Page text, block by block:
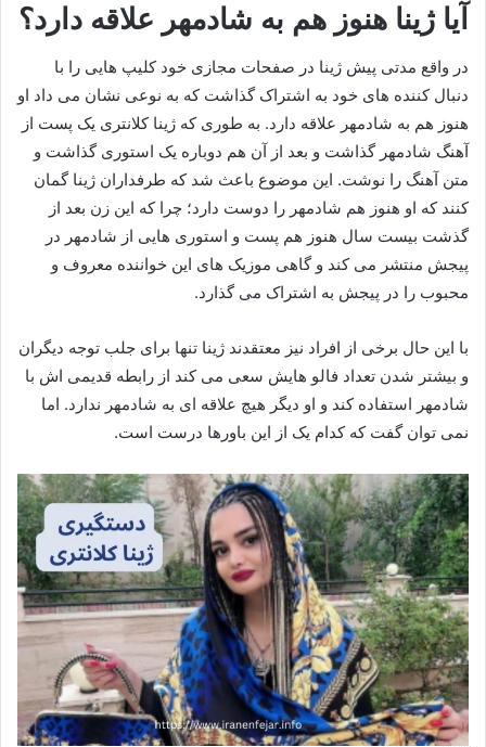
آیا ژینا هنوز هم به شادمهر علاقه دارد؟
در واقع مدتی پیش ژینا در صفحات مجازی خود کلیپ هایی را با
دنبال کننده های خود به اشتراک گذاشت که به نوعی نشان می داد او
هنوز هم به شادمهر علاقه دارد. به طوری که ژینا کلانتری یک پست از
آهنگ شادمهر گذاشت و بعد از آن هم دوباره یک استوری گذاشت و
متن آهنگ را نوشت. این موضوع باعث شد که طرفداران ژینا گمان
کنند که او هنوز هم شادمهر را دوست دارد؛ چرا که این زن بعد از
گذشت بیست سال هنوز هم پست و استوری هایی از شادمهر در
پیجش منتشر می کند و گاهی موزیک های این خواننده معروف و
محبوب را در پیجش به اشتراک می گذارد.
با این حال برخی از افراد نیز معتقدند ژینا تنها برای جلب توجه دیگران
و بیشتر شدن تعداد فالو هایش سعی می کند از رابطه قدیمی اش با
شادمهر استفاده کند و او دیگر هیچ علاقه ای به شادمهر ندارد. اما
نمی توان گفت که کدام یک از این باورها درست است.